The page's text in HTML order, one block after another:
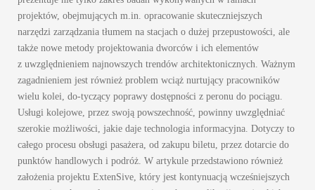
projektów, obejmujących m.in. opracowanie skuteczniejszych
narzędzi zarządzania tłumem na stacjach o dużej przepustowości, ale
także nowe metody projektowania dworców i ich elementów
z uwzględnieniem najnowszych trendów architektonicznych. Ważnym
zagadnieniem jest również problem wciąż nurtujący pracowników
wielu kolei, do-tyczący poprawy dostępności z peronu do pociągu.
Usługi kolejowe, przez swoją powszechność, powinny uwzględniać
szerokie możliwości, jakie daje technologia informacyjna. Dotyczy to
całego procesu obsługi pasażera, od zakupu biletu, przez dotarcie do
punktów handlowych i podróż. W artykule przedstawiono również
założenia projektu ExtenSive, który jest kontynuacją wcześniejszych